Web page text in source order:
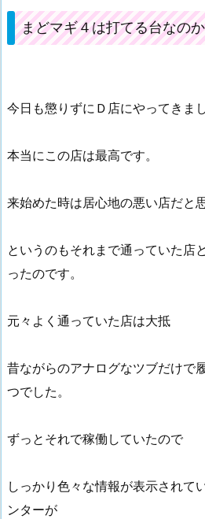
まどマギ４は打てる台なの
今日も懲りずにＤ店にやってきまし
本当にこの店は最高です。
来始めた時は居心地の悪い店だと
というのもそれまで通っていた店
ったのです。
元々よく通っていた店は大抵
昔ながらのアナログなツブだけで
つでした。
ずっとそれで稼働していたので
しっかり色々な情報が表示されて
ンターが